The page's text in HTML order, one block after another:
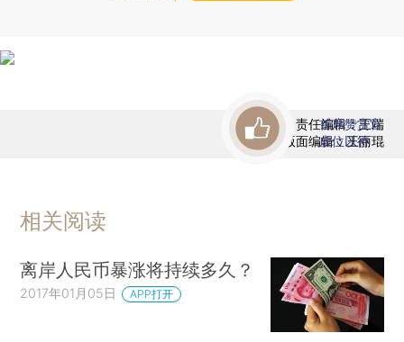
责任编辑：王端
版面编辑：王丽琨
首席赞赏官
虚位以待
相关阅读
离岸人民币暴涨将持续多久？
2017年01月05日 APP打开